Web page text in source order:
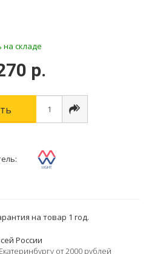
на складе
р.
на товар 1 год.
России
от 2000 рублей